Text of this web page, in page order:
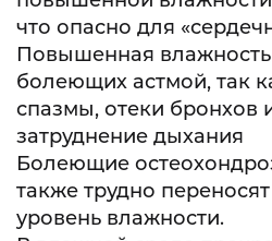
что опасно для
Повышенная
болеющих астмой, так
спазмы, отеки бронхов
затруднение дыхания
Болеющие
также трудно
уровень влажности.